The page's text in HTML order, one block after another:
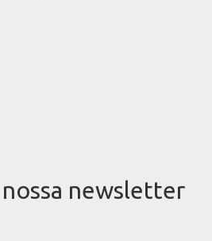
nossa newsletter